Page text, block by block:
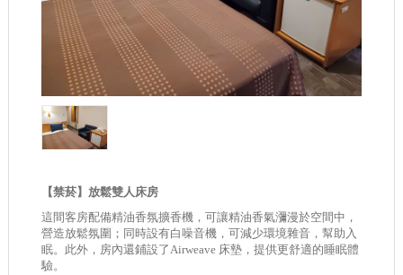
【禁菸】放鬆雙人床房
這間客房配備精油香氛擴香機，可讓精油香氣瀰漫於空間中，
營造放鬆氛圍；同時設有白噪音機，可減少環境雜音，幫助入
眠。此外，房內還鋪設了Airweave 床墊，提供更舒適的睡眠體
驗。